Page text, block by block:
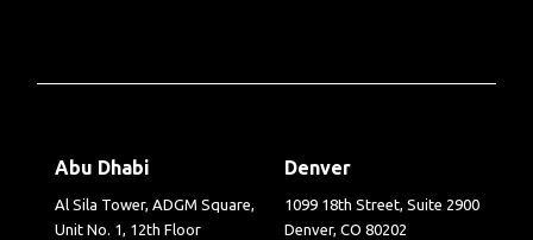
Abu Dhabi
Al Sila Tower, ADGM Square,
Unit No. 1, 12th Floor
Denver
1099 18th Street, Suite 2900
Denver, CO 80202